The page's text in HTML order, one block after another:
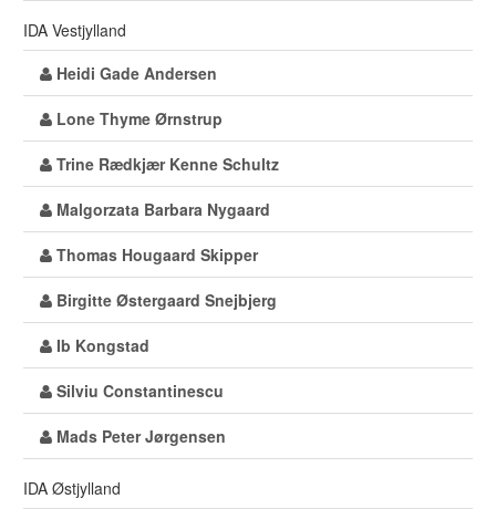
IDA Vestjylland
Heidi Gade Andersen
Lone Thyme Ørnstrup
Trine Rædkjær Kenne Schultz
Malgorzata Barbara Nygaard
Thomas Hougaard Skipper
Birgitte Østergaard Snejbjerg
Ib Kongstad
Silviu Constantinescu
Mads Peter Jørgensen
IDA Østjylland